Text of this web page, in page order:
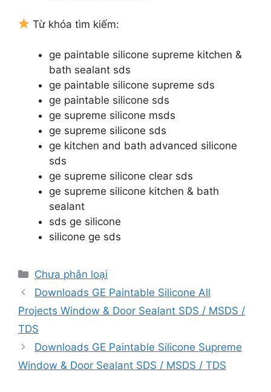
Từ khóa tìm kiếm:
ge paintable silicone supreme kitchen &
bath sealant sds
ge paintable silicone supreme sds
ge paintable silicone sds
ge supreme silicone msds
ge supreme silicone sds
ge kitchen and bath advanced silicone
sds
ge supreme silicone clear sds
ge supreme silicone kitchen & bath
sealant
sds ge silicone
silicone ge sds
Danh
mục
Chưa phân loại
Downloads GE Paintable Silicone All
Projects Window & Door Sealant SDS / MSDS /
TDS
Downloads GE Paintable Silicone Supreme
Window & Door Sealant SDS / MSDS / TDS